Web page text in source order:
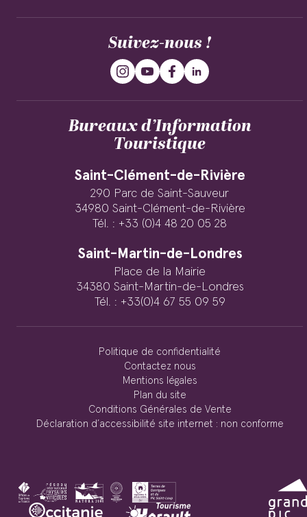
Suivez-nous !
Bureaux d’Information
Touristique
Saint-Clément-de-Rivière
290 Parc de Saint-Sauveur
34980 Saint-Clément-de-Rivière
Tél. : +33 (0)4 48 20 05 28
Saint-Martin-de-Londres
Place de la Mairie
34380 Saint-Martin-de-Londres
Tél. : +33(0)4 67 55 09 59
Politique de confidentialité
Contactez nous
Mentions légales
Plan du site
Conditions Générales de Vente
Déclaration d’accessibilité site internet : non conforme